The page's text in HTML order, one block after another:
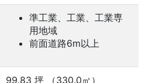
準工業、工業、工業専
用地域
前面道路6m以上
99.83 坪 （330.0㎡）